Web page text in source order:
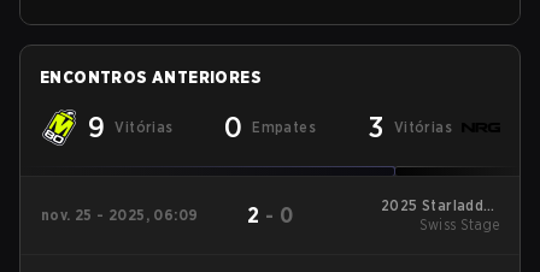
ENCONTROS ANTERIORES
9 Vitórias 0 Empates 3 Vitórias
nov. 25 - 2025, 06:09 2 - 0
2025 Starladder
Budapest Major
Swiss Stage